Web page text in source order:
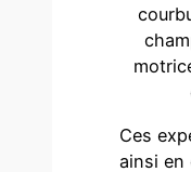
Ces
ainsi en